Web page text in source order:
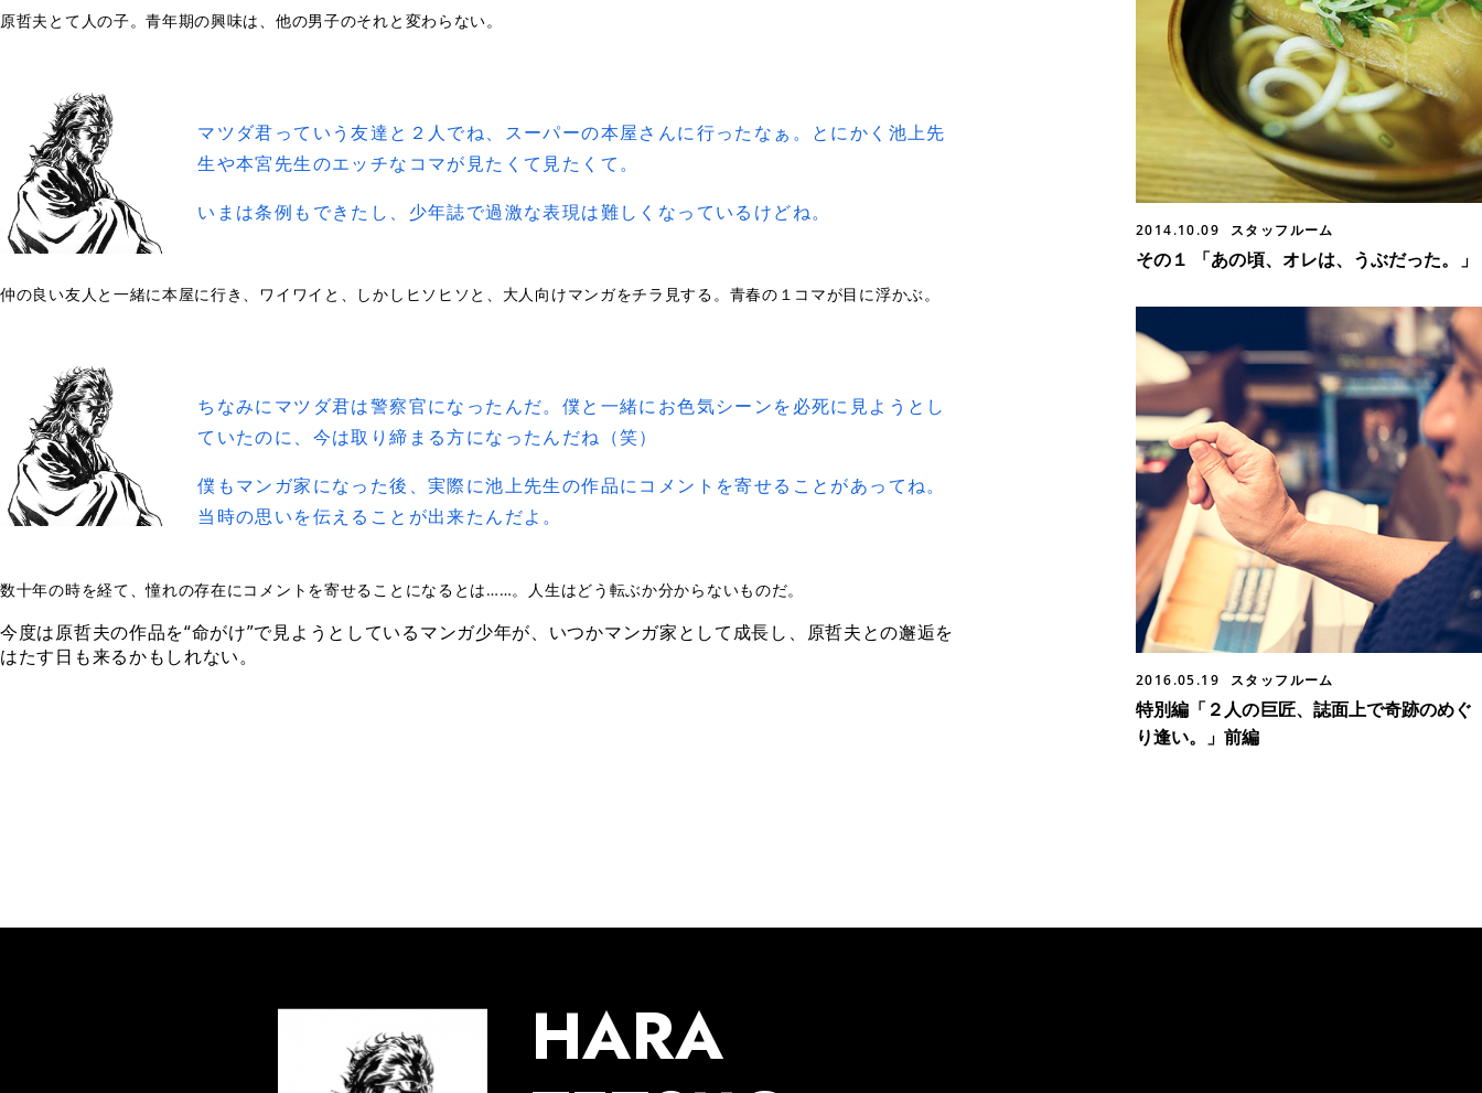
原哲夫とて人の子。青年期の興味は、他の男子のそれと変わらない。
マツダ君っていう友達と２人でね、スーパーの本屋さんに行ったなぁ。とにかく池上先
生や本宮先生のエッチなコマが見たくて見たくて。
いまは条例もできたし、少年誌で過激な表現は難しくなっているけどね。
仲の良い友人と一緒に本屋に行き、ワイワイと、しかしヒソヒソと、大人向けマンガをチラ見する。青春の１コマが目に浮かぶ。
ちなみにマツダ君は警察官になったんだ。僕と一緒にお色気シーンを必死に見ようとし
ていたのに、今は取り締まる方になったんだね（笑）
僕もマンガ家になった後、実際に池上先生の作品にコメントを寄せることがあってね。
当時の思いを伝えることが出来たんだよ。
数十年の時を経て、憧れの存在にコメントを寄せることになるとは……。人生はどう転ぶか分からないものだ。
今度は原哲夫の作品を“命がけ”で見ようとしているマンガ少年が、いつかマンガ家として成長し、原哲夫との邂逅を
はたす日も来るかもしれない。
2014.10.09 スタッフルーム
その１ 「あの頃、オレは、うぶだった。」
2016.05.19 スタッフルーム
特別編「２人の巨匠、誌面上で奇跡のめぐ
り逢い。」前編
HARA